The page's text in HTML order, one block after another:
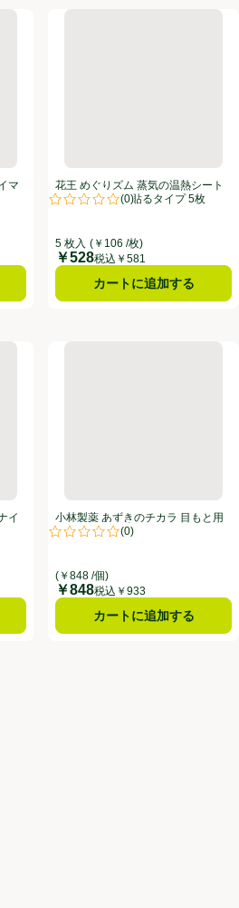
るアイマスク ラベンダーの香り 5枚入
0.0点。
マ
花王 めぐりズム 蒸気の温熱
(0)
評価は0件のレビューで5点中0.0
花王 めぐりズム 蒸気の温熱シート
下着の内側面に貼るタイプ 5枚
5 枚入 (￥106 /枚)
価格
￥528税込￥581
カートに追加する
ダー 5枚
ドナイト 無香料 12枚
0.0点。
イ
小林製薬 あずきのチカラ 目
(0)
評価は0件のレビューで5点中0.0
小林製薬 あずきのチカラ 目もと用
1個
(￥848 /個)
価格
￥848税込￥933
カートに追加する